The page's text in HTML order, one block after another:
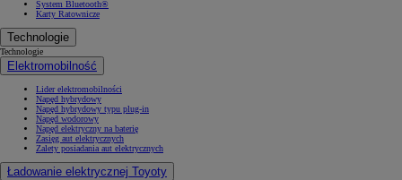
System Bluetooth®
Karty Ratownicze
Technologie
Technologie
Elektromobilność
Lider elektromobilności
Napęd hybrydowy
Napęd hybrydowy typu plug-in
Napęd wodorowy
Napęd elektryczny na baterię
Zasięg aut elektrycznych
Zalety posiadania aut elektrycznych
Ładowanie elektrycznej Toyoty